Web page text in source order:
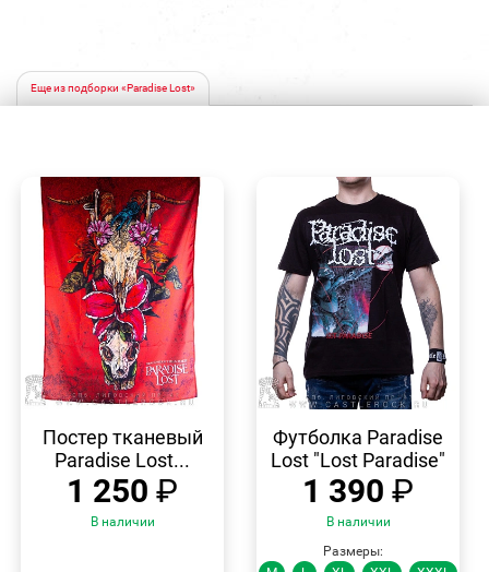
Еще из подборки «Paradise Lost»
Постер тканевый
Paradise Lost...
1 250 ₽
В наличии
ПРОСМОТР
Футболка Paradise
Lost "Lost Paradise"
1 390 ₽
В наличии
Размеры: